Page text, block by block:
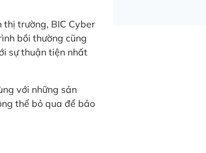
thị trường, BIC Cyber
bồi thường cũng
sự thuận tiện nhất
với những sản
thể bỏ qua để bảo